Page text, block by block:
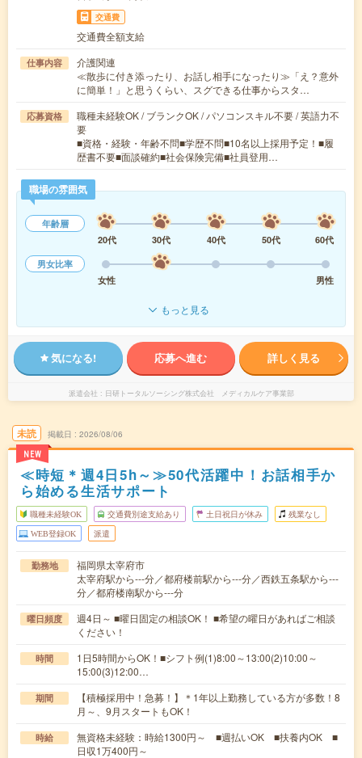
交通費
交通費全額支給
仕事内容
介護関連
≪散歩に付き添ったり、お話し相手になったり≫「え？意外
に簡単！」と思うくらい、スグできる仕事からスタ…
応募資格
職種未経験OK / ブランクOK / パソコンスキル不要 / 英語力不
要
■資格・経験・年齢不問■学歴不問■10名以上採用予定！■履
歴書不要■面談確約■社会保険完備■社員登用…
職場の雰囲気
年齢層
20代
30代 40代 50代
60代
男女比率
女性
男性
もっと見る
気になる! 応募へ進む 詳しく見る
派遣会社 日研トータルソーシング株式会社 メディカルケア事業部
未読
NEW
掲載日 2026/08/06
≪時短＊週4日5h～≫50代活躍中！お話相手か
ら始める生活サポート
職種未経験OK 交通費別途支給あり 土日祝日が休み 残業なし
WEB登録OK 派遣
勤務地
福岡県太宰府市
太宰府駅から---分／都府楼前駅から---分／西鉄五条駅から---
分／都府楼南駅から---分
曜日頻度
週4日～ ■曜日固定の相談OK！ ■希望の曜日があればご相談
ください！
時間
1日5時間からOK！■シフト例(1)8:00～13:00(2)10:00～
15:00(3)12:00…
期間
【積極採用中！急募！】＊1年以上勤務している方が多数！8
月～、9月スタートもOK！
時給
無資格未経験：時給1300円～ ■週払いOK ■扶養内OK ■
日収1万400円～